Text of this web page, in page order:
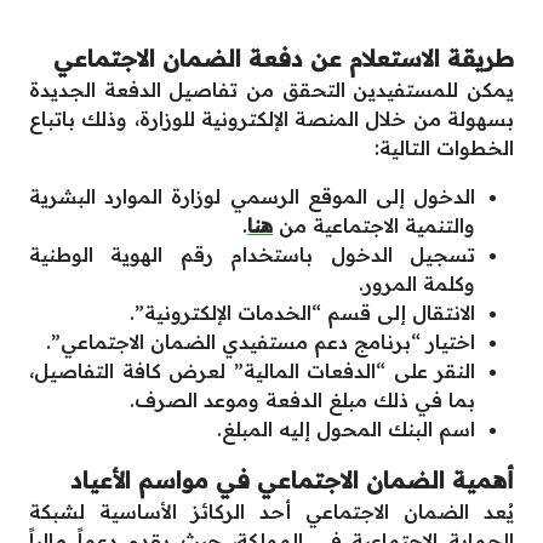
طريقة الاستعلام عن دفعة الضمان الاجتماعي
يمكن للمستفيدين التحقق من تفاصيل الدفعة الجديدة
بسهولة من خلال المنصة الإلكترونية للوزارة، وذلك باتباع
الخطوات التالية:
الدخول إلى الموقع الرسمي لوزارة الموارد البشرية
والتنمية الاجتماعية من هنا.
تسجيل الدخول باستخدام رقم الهوية الوطنية
وكلمة المرور.
الانتقال إلى قسم “الخدمات الإلكترونية”.
اختيار “برنامج دعم مستفيدي الضمان الاجتماعي”.
النقر على “الدفعات المالية” لعرض كافة التفاصيل،
بما في ذلك مبلغ الدفعة وموعد الصرف.
اسم البنك المحول إليه المبلغ.
أهمية الضمان الاجتماعي في مواسم الأعياد
يُعد الضمان الاجتماعي أحد الركائز الأساسية لشبكة